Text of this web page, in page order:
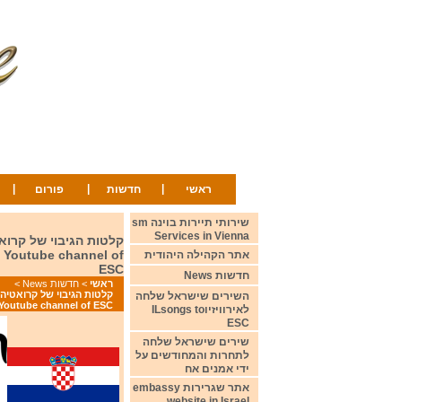
ראשי חדשות פורום
channel of
ESC
ראשי > חדשות News
>
channel of ESC
שירותי תיירות בוינה sm
Services in Vienna
אתר הקהילה היהודית
חדשות News
השירים שישראל שלחה
לאירוויזיוILsongs to
ESC
שירים שישראל שלחה
לתחרות והמחודשים על
ידי אמנים אח
אתר שגרירות embassy